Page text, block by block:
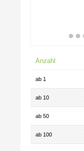
Anzahl
ab 1
ab 10
ab 50
ab 100